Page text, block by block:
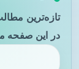
در این صفحه